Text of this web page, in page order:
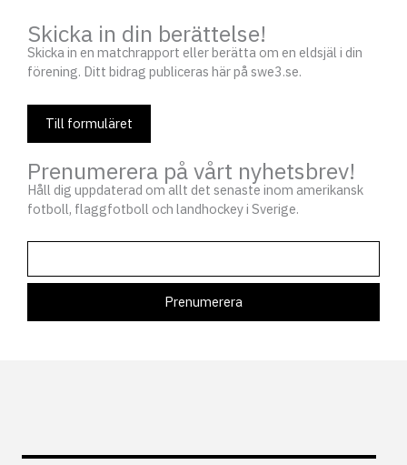
sammanslagning
med
SBSLF
Skicka in din berättelse!
Skicka in en matchrapport eller berätta om en eldsjäl i din
förening. Ditt bidrag publiceras här på swe3.se.
Till formuläret
Prenumerera på vårt nyhetsbrev!
Håll dig uppdaterad om allt det senaste inom amerikansk
fotboll, flaggfotboll och landhockey i Sverige.